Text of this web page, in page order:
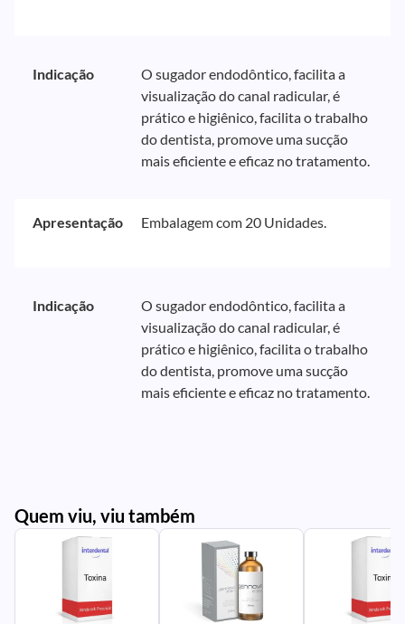
Indicação
O sugador endodôntico, facilita a
visualização do canal radicular, é
prático e higiênico, facilita o trabalho
do dentista, promove uma sucção
mais eficiente e eficaz no tratamento.
Apresentação Embalagem com 20 Unidades.
Indicação
O sugador endodôntico, facilita a
visualização do canal radicular, é
prático e higiênico, facilita o trabalho
do dentista, promove uma sucção
mais eficiente e eficaz no tratamento.
Quem viu, viu também
UR NA UR NA